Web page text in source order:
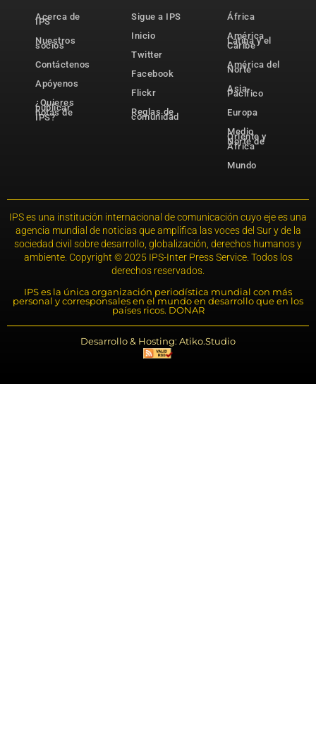
Acerca de
IPS
Nuestros
socios
Contáctenos
Apóyenos
¿Quieres
publicar
notas de
IPS?
Sigue a IPS
Inicio
Twitter
Facebook
Flickr
Reglas de
comunidad
África
América
Latina y el
Caribe
América del
Norte
Asia-
Pacífico
Europa
Medio
Oriente y
Norte de
África
Mundo
IPS es una institución internacional de comunicación cuyo eje es una
agencia mundial de noticias que amplifica las voces del Sur y de la
sociedad civil sobre desarrollo, globalización, derechos humanos y
ambiente. Copyright © 2025 IPS-Inter Press Service. Todos los
derechos reservados.
IPS es la única organización periodística mundial con más
personal y corresponsales en el mundo en desarrollo que en los
países ricos. DONAR
Desarrollo & Hosting: Atiko.Studio